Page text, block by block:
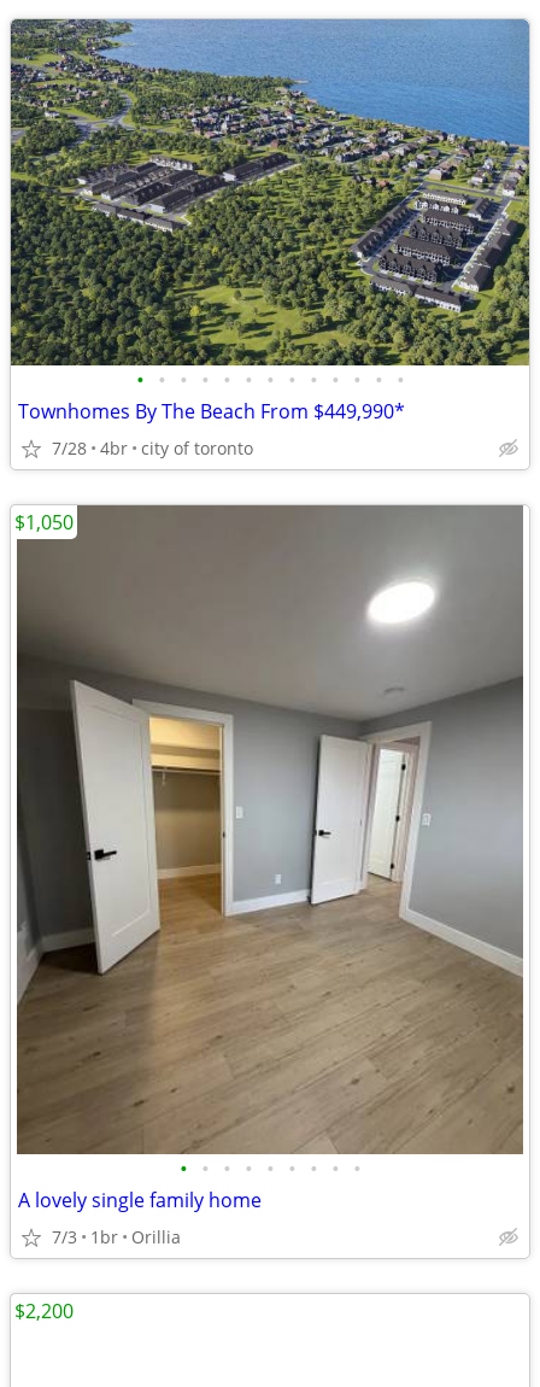
• • • • • • • • • • • • •
Townhomes By The Beach From $449,990*
7/28 4br city of toronto
• • • • • • • • •
A lovely single family home
7/3 1br Orillia
$1,050
$2,200